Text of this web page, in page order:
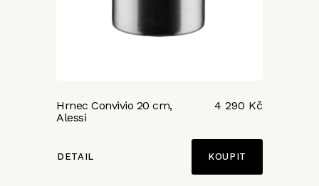
Hrnec Convivio 20 cm,
Alessi
4 290 Kč
DETAIL